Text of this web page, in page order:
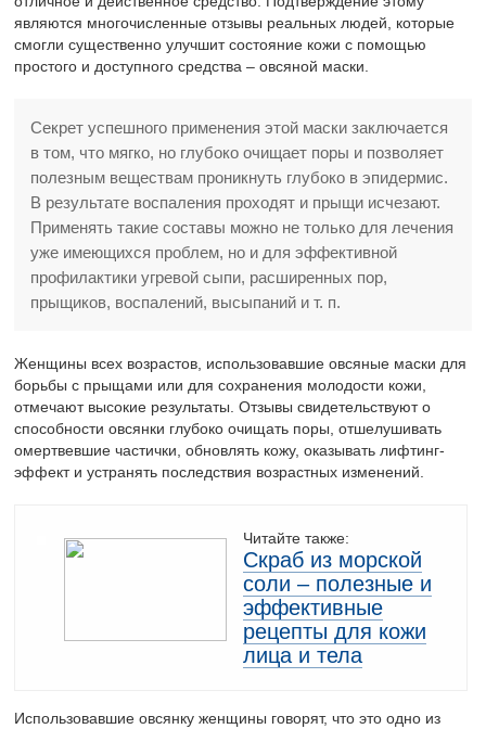
являются многочисленные отзывы реальных людей, которые
смогли существенно улучшит состояние кожи с помощью
простого и доступного средства – овсяной маски.
Секрет успешного применения этой маски заключается
в том, что мягко, но глубоко очищает поры и позволяет
полезным веществам проникнуть глубоко в эпидермис.
В результате воспаления проходят и прыщи исчезают.
Применять такие составы можно не только для лечения
уже имеющихся проблем, но и для эффективной
профилактики угревой сыпи, расширенных пор,
прыщиков, воспалений, высыпаний и т. п.
Женщины всех возрастов, использовавшие овсяные маски для
борьбы с прыщами или для сохранения молодости кожи,
отмечают высокие результаты. Отзывы свидетельствуют о
способности овсянки глубоко очищать поры, отшелушивать
омертвевшие частички, обновлять кожу, оказывать лифтинг-
эффект и устранять последствия возрастных изменений.
Читайте также:
Скраб из морской
соли – полезные и
эффективные
рецепты для кожи
лица и тела
Использовавшие овсянку женщины говорят, что это одно из